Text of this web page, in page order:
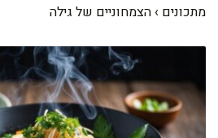
מתכונים › הצמחוניים של גילה